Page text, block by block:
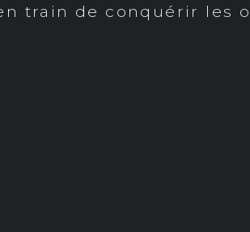
train de conquérir les